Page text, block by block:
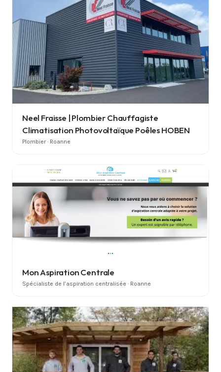
Neel Fraisse | Plombier Chauffagiste
Climatisation Photovoltaïque Poêles HOBEN
Plombier · Roanne
Mon Aspiration Centrale
Spécialiste de l’aspiration centralisée · Roanne